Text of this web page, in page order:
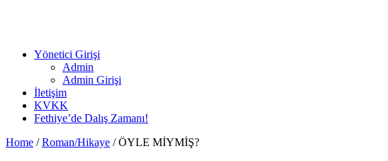
Yönetici Girişi
Admin
Admin Girişi
İletişim
KVKK
Fethiye’de Dalış Zamanı!
Home /Roman/Hikaye / ÖYLE MİYMİŞ?